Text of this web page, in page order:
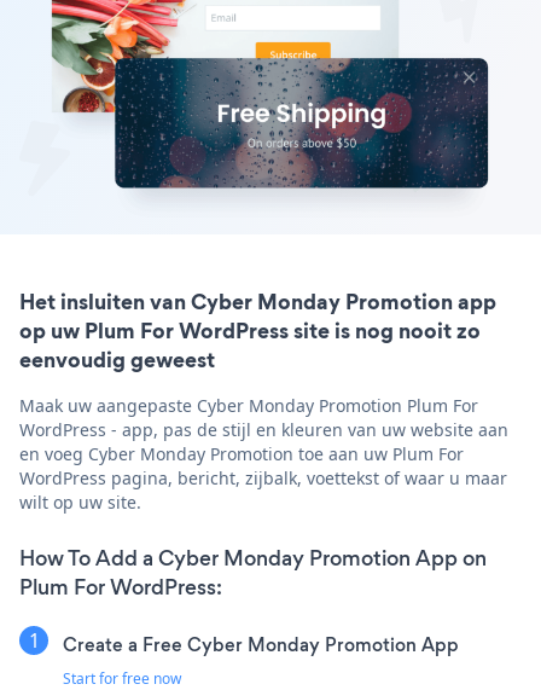
Het insluiten van Cyber Monday Promotion app
op uw Plum For WordPress site is nog nooit zo
eenvoudig geweest
Maak uw aangepaste Cyber Monday Promotion Plum For
WordPress - app, pas de stijl en kleuren van uw website aan
en voeg Cyber Monday Promotion toe aan uw Plum For
WordPress pagina, bericht, zijbalk, voettekst of waar u maar
wilt op uw site.
How To Add a Cyber Monday Promotion App on
Plum For WordPress:
Create a Free Cyber Monday Promotion App
Start for free now